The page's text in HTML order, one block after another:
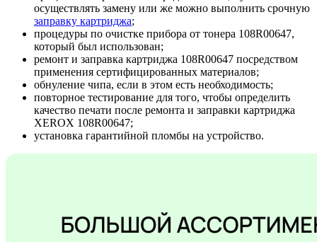
осуществлять замену или же можно выполнить срочную
заправку картриджа;
процедуры по очистке прибора от тонера 108R00647,
который был использован;
ремонт и заправка картриджа 108R00647 посредством
применения сертифицированных материалов;
обнуление чипа, если в этом есть необходимость;
повторное тестирование для того, чтобы определить
качество печати после ремонта и заправки картриджа
XEROX 108R00647;
установка гарантийной пломбы на устройство.